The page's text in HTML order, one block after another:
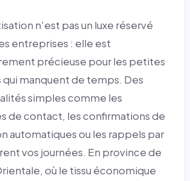
n'est pas un luxe réservé
entreprises : elle est
précieuse pour les petites
manquent de temps. Des
simples comme les
de contact, les confirmations de
automatiques ou les rappels par
vos journées. En province de
où le tissu économique